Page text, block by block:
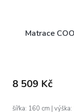
Matrace
8 509 Kč
šířka: 160 cm |